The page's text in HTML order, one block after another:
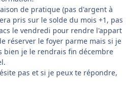
de pratique (pas d'argent à
pris sur le solde du mois +1, pas
le vendredi pour rendre l'appart
réserver le foyer parme mais si je
bien je le rendrais fin décembre
pas et si je peux te répondre,